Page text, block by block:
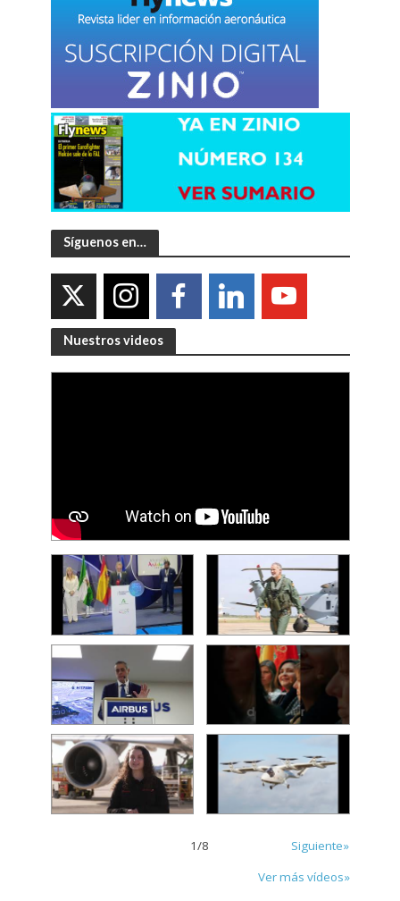
Síguenos en…
Nuestros videos
1/8
Siguiente»
Ver más vídeos»